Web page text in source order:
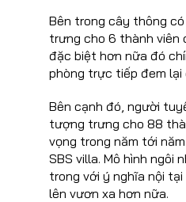
Bên trong cây thông
trưng cho 6 thành viên
đặc biệt hơn nữa đó
phòng trực tiếp đem lại
Bên cạnh đó, người
tượng trưng cho 88
vọng trong năm tới
SBS villa. Mô hình ngôi
trong với ý nghĩa nội
lên vươn xa hơn nữa.